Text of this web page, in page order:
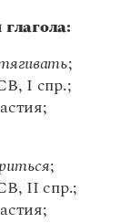
;
I спр.;
;
II спр.;